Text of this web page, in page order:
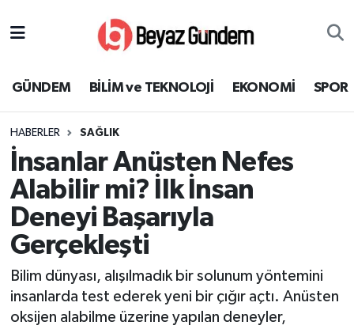
GÜNDEM BİLİM ve TEKNOLOJİ EKONOMİ SPOR
HABERLER SAĞLIK
İnsanlar Anüsten Nefes
Alabilir mi? İlk İnsan
Deneyi Başarıyla
Gerçekleşti
Bilim dünyası, alışılmadık bir solunum yöntemini
insanlarda test ederek yeni bir çığır açtı. Anüsten
oksijen alabilme üzerine yapılan deneyler,
EKONOMİ
SPOR
SAĞLIK
EĞİTİM
KÜLTÜR SANAT
Süper Lig Puan Durumu ve Fikstür
Tüm Manşetler
Son Dakika Haberleri
Haber Arşivi